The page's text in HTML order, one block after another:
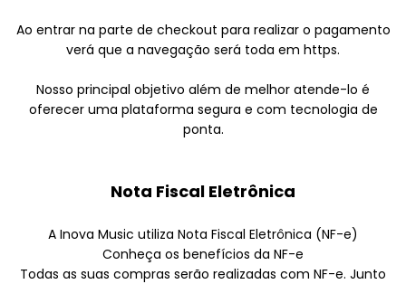
Ao entrar na parte de checkout para realizar o pagamento
verá que a navegação será toda em https.
Nosso principal objetivo além de melhor atende-lo é
oferecer uma plataforma segura e com tecnologia de
ponta.
Nota Fiscal Eletrônica
A Inova Music utiliza Nota Fiscal Eletrônica (NF-e)
Conheça os benefícios da NF-e
Todas as suas compras serão realizadas com NF-e. Junto